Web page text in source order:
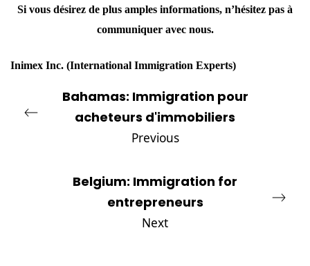
Si vous désirez de plus amples informations, n’hésitez pas à
communiquer avec nous.
Inimex Inc. (International Immigration Experts)
Bahamas: Immigration pour
acheteurs d'immobiliers
Previous
Belgium: Immigration for
entrepreneurs
Next